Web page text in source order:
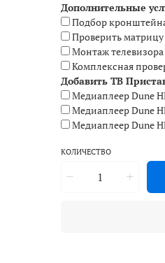
КОЛИЧЕСТВО
Дополнительные
Подбор
Проверить
Монтаж телевизора
Комплексная
Добавить ТВ
Медиаплеер Dune
Mедиаплеер Dune
Медиаплеер Dune